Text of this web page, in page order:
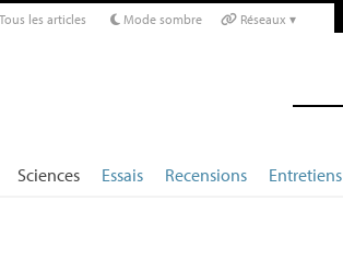
Tous les articles Mode sombre Réseaux ▾
Sciences Essais Recensions Entretiens